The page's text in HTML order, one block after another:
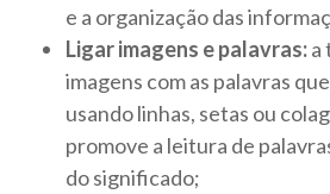
e a organização das
Ligar imagens e palavras:a
imagens com as palavras
usando linhas, setas ou
promove a leitura de
do significado;